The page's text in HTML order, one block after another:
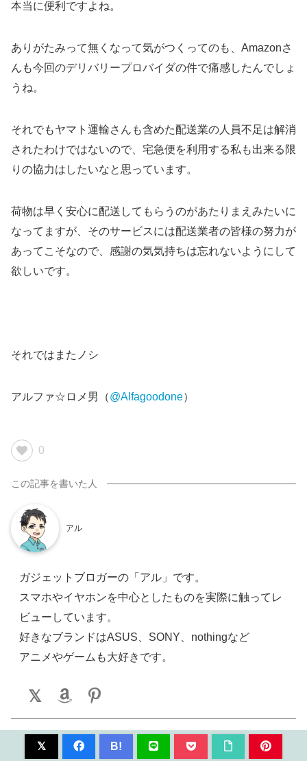
本当に便利ですよね。
ありがたみって無くなって気がつくってのも、Amazonさ
んも今回のデリバリープロバイダの件で痛感したんでしょ
うね。
それでもヤマト運輸さんも含めた配送業の人員不足は解消
されたわけではないので、宅急便を利用する私も出来る限
りの協力はしたいなと思っています。
荷物は早く安心に配送してもらうのがあたりまえみたいに
なってますが、そのサービスには配送業者の皆様の努力が
あってこそなので、感謝の気気持ちは忘れないようにして
欲しいです。
それではまたノシ
アルファ☆ロメ男（@Alfagoodone）
0
アル
ガジェットブロガーの「アル」です。
スマホやイヤホンを中心としたものを実際に触ってレ
ビューしています。
好きなブランドはASUS、SONY、nothingなど
アニメやゲームも大好きです。
B!